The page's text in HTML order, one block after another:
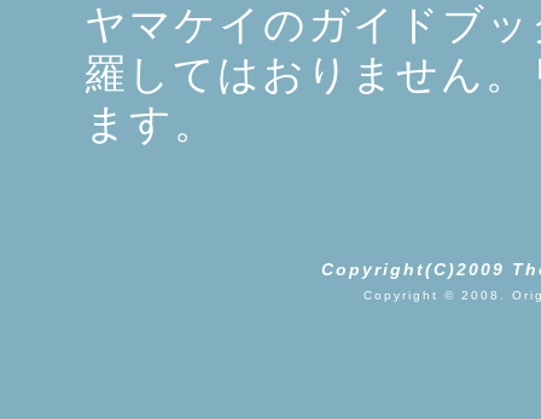
ヤマケイのガイドブ
羅してはおりません
ます。
Copyright(C)2009
Copyright © 2008.